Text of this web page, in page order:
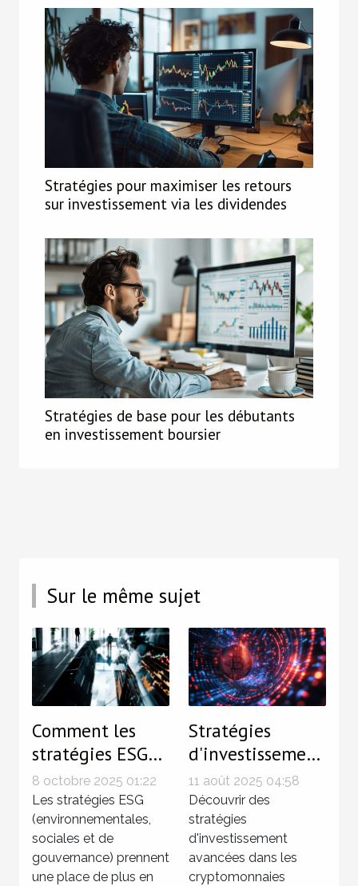
Stratégies pour maximiser les retours
sur investissement via les dividendes
Stratégies de base pour les débutants
en investissement boursier
Sur le même sujet
Comment les
stratégies ESG
influencent-elles
la performance
des entreprises ?
8 octobre 2025 01:22
Les stratégies ESG
(environnementales,
sociales et de
gouvernance) prennent
une place de plus en
Stratégies
d'investissement
avancées pour
maximiser le
rendement des
cryptomonnaies
émergentes
11 août 2025 04:58
Découvrir des
stratégies
d'investissement
avancées dans les
cryptomonnaies